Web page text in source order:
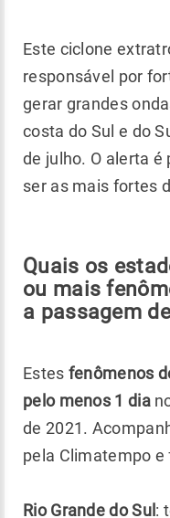
Este ciclone
responsável por
gerar grandes
costa do Sul e do
de julho. O alerta é
ser as mais fortes
Quais os
ou mais
a passagem
Estes fenômenos
pelo menos 1 dia
de 2021.
pela Climatempo
Rio Grande do Sul :